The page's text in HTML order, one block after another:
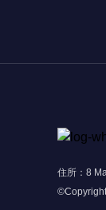
住所：8